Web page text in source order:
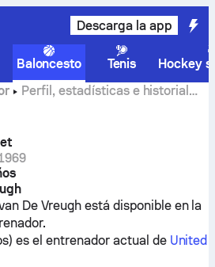
Descarga la app
Baloncesto Tenis
Hockey
Perfil, estadísticas e historial
De Vreugh está disponible en la
es el entrenador actual de United